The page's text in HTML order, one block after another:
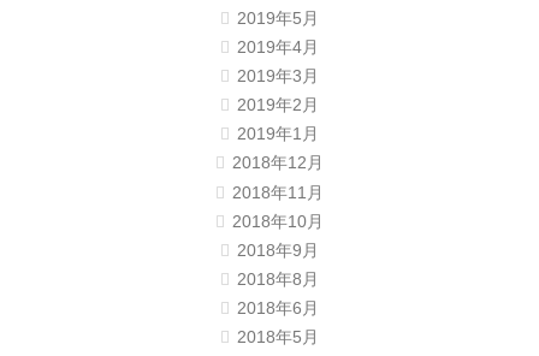
2019年5月
2019年4月
2019年3月
2019年2月
2019年1月
2018年12月
2018年11月
2018年10月
2018年9月
2018年8月
2018年6月
2018年5月